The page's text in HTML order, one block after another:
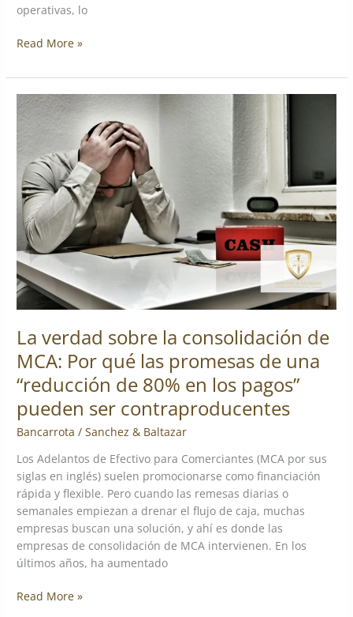
operativas, lo
Read More »
La verdad sobre la consolidación de
MCA: Por qué las promesas de una
“reducción de 80% en los pagos”
pueden ser contraproducentes
Bancarrota /Sanchez & Baltazar
Los Adelantos de Efectivo para Comerciantes (MCA por sus
siglas en inglés) suelen promocionarse como financiación
rápida y flexible. Pero cuando las remesas diarias o
semanales empiezan a drenar el flujo de caja, muchas
empresas buscan una solución, y ahí es donde las
empresas de consolidación de MCA intervienen. En los
últimos años, ha aumentado
La
verdad
sobre
la
consolidación
de
MCA:
Por
qué
las
promesas
de
una
“reducción
de
80%
en
pagos”
pueden
contraproducentes
Read More »